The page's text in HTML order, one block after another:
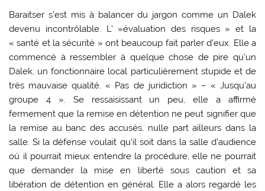
Baraitser s’est mis à balancer du jargon comme un Dalek
devenu incontrôlable. L’ »évaluation des risques » et la
« santé et la sécurité » ont beaucoup fait parler d’eux. Elle a
commencé à ressembler à quelque chose de pire qu’un
Dalek, un fonctionnaire local particulièrement stupide et de
très mauvaise qualité. « Pas de juridiction » – « Jusqu’au
groupe 4 ». Se ressaisissant un peu, elle a affirmé
fermement que la remise en détention ne peut signifier que
la remise au banc des accusés, nulle part ailleurs dans la
salle. Si la défense voulait qu’il soit dans la salle d’audience
où il pourrait mieux entendre la procédure, elle ne pourrait
que demander la mise en liberté sous caution et sa
libération de détention en général. Elle a alors regardé les